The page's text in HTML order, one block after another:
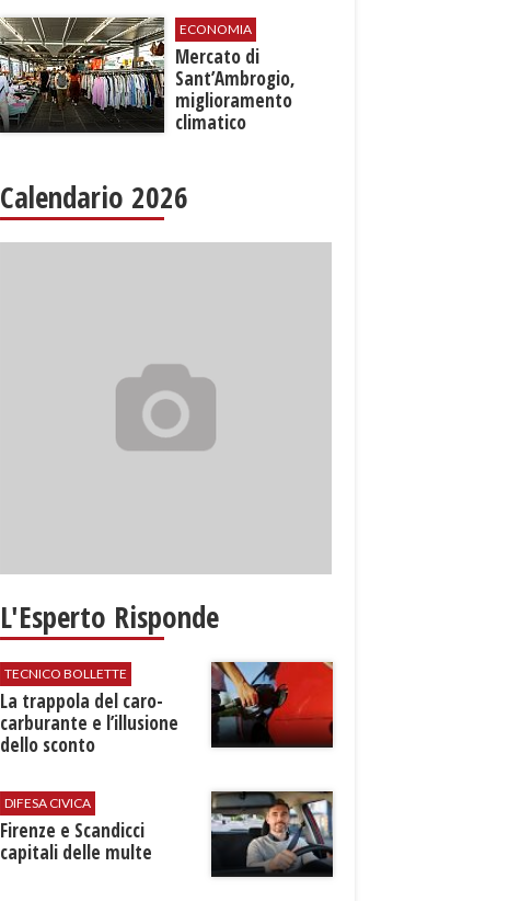
ECONOMIA
Mercato di
Sant’Ambrogio,
miglioramento
climatico
Calendario 2026
L'Esperto Risponde
TECNICO BOLLETTE
​La trappola del caro-
carburante e l’illusione
dello sconto
DIFESA CIVICA
Firenze e Scandicci
capitali delle multe